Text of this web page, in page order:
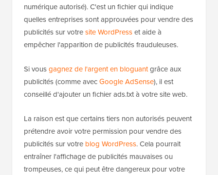
numérique autorisé). C'est un fichier qui indique
quelles entreprises sont approuvées pour vendre des
publicités sur votresite WordPresset aide à
empêcher l'apparition de publicités frauduleuses.
Si vousgagnez de l'argent en bloguantgrâce aux
publicités (comme avecGoogle AdSense), il est
conseillé d'ajouter un fichier ads.txt à votre site web.
La raison est que certains tiers non autorisés peuvent
prétendre avoir votre permission pour vendre des
publicités sur votre blog WordPress. Cela pourrait
entraîner l'affichage de publicités mauvaises ou
trompeuses, ce qui peut être dangereux pour votre